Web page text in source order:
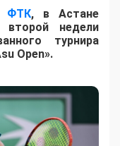
ФТК, в Астане
второй недели
турнира
Open».